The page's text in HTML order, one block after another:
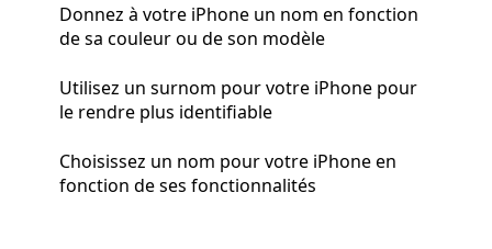
Donnez à votre iPhone un nom en fonction
de sa couleur ou de son modèle
Utilisez un surnom pour votre iPhone pour
le rendre plus identifiable
Choisissez un nom pour votre iPhone en
fonction de ses fonctionnalités